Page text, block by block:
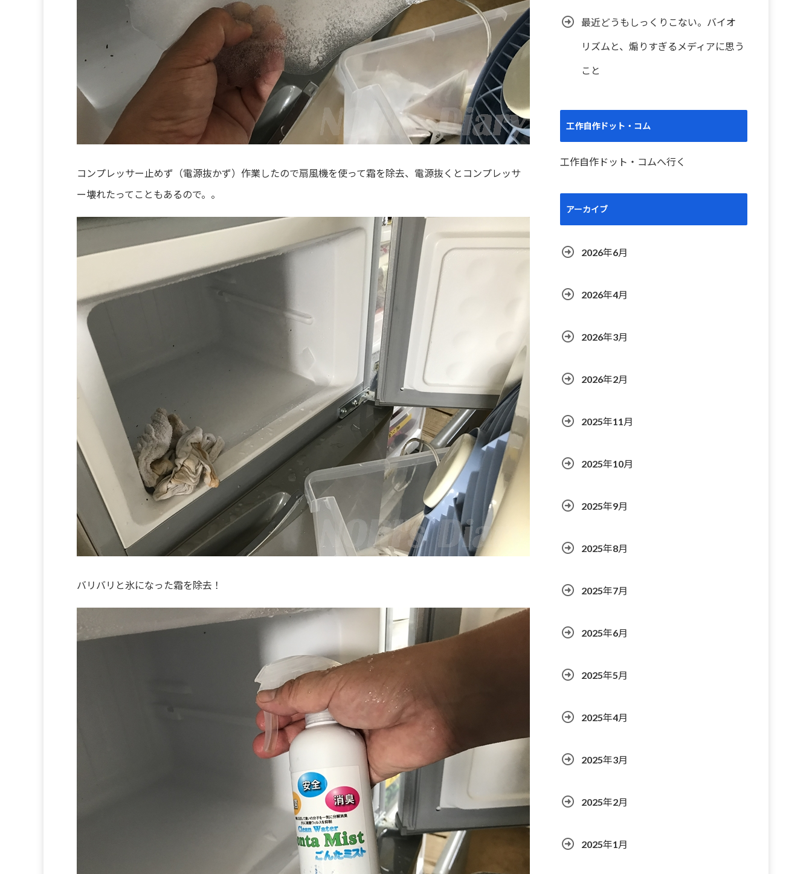
コンプレッサー止めず（電源抜かず）作業したので扇風機を使って霜を除去、電源抜くとコンプレッサ
ー壊れたってこともあるので。。
バリバリと氷になった霜を除去！
最近どうもしっくりこない。バイオ
リズムと、煽りすぎるメディアに思う
こと
工作自作ドット・コム
工作自作ドット・コムへ行く
アーカイブ
2026年6月
2026年4月
2026年3月
2026年2月
2025年11月
2025年10月
2025年9月
2025年8月
2025年7月
2025年6月
2025年5月
2025年4月
2025年3月
2025年2月
2025年1月